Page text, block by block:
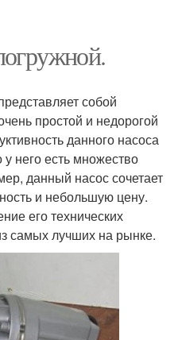
собой
простой и недорогой
данного насоса
него есть множество
данный насос сочетает
и небольшую цену.
его технических
самых лучших на рынке.